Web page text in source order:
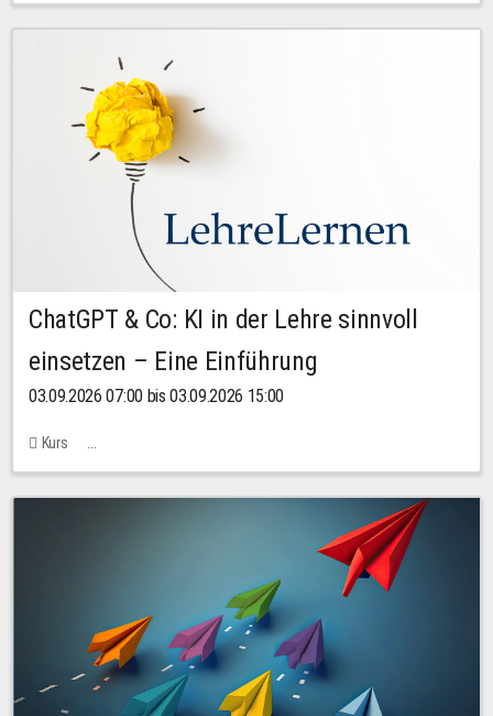
ChatGPT & Co: KI in der Lehre sinnvoll
einsetzen – Eine Einführung
03.09.2026 07:00 bis 03.09.2026 15:00
Kurs
Bachstraße 18k - SR 102 (Seminarraum Servicestelle LehreLernen)